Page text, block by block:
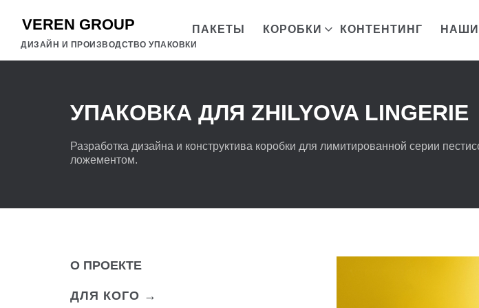
ДИЗАЙН И ПРОИЗВОДСТВО УПАКОВКИ
ПАКЕТЫ КОРОБКИ КОНТЕНТИНГ НАШИ
УПАКОВКА ДЛЯ ZHILYOVA LINGERIE
Разработка дизайна и конструктива коробки для лимитированной серии
ложементом.
О ПРОЕКТЕ
ДЛЯ КОГО →